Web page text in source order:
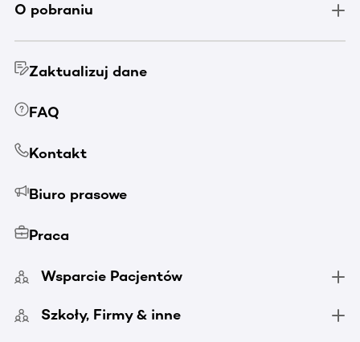
O pobraniu
Zaktualizuj dane
FAQ
Kontakt
Biuro prasowe
Praca
Wsparcie Pacjentów
Szkoły, Firmy & inne